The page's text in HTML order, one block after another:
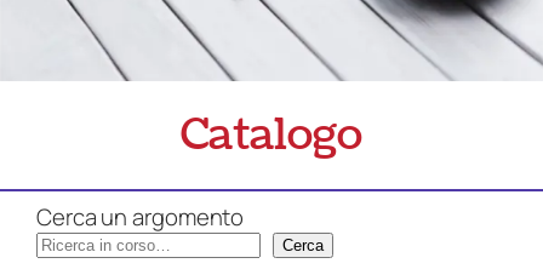
Catalogo
Cerca un argomento
Cerca